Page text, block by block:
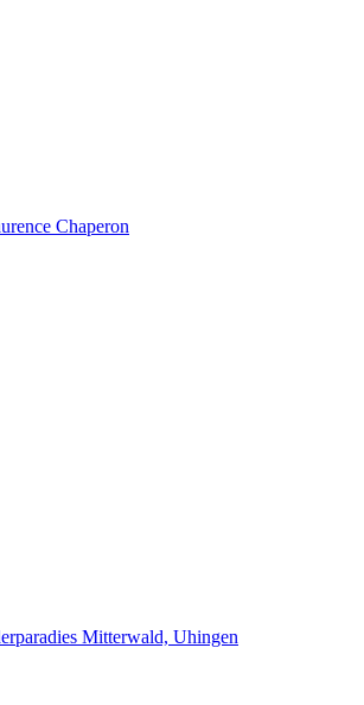
Chaperon
Mitterwald, Uhingen